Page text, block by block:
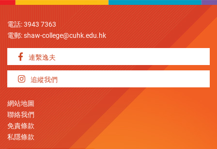
電話: 3943 7363
電郵:shaw-college@cuhk.edu.hk
連繫逸夫
追縱我們
網站地圖
聯絡我們
免責條款
私隱條款